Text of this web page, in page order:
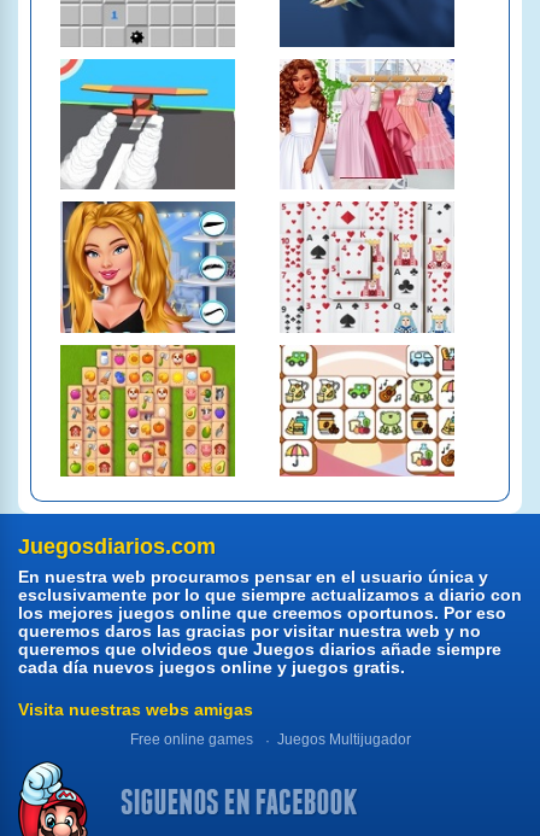
Juegosdiarios.com
En nuestra web procuramos pensar en el usuario única y
esclusivamente por lo que siempre actualizamos a diario con
los mejores juegos online que creemos oportunos. Por eso
queremos daros las gracias por visitar nuestra web y no
queremos que olvideos que Juegos diarios añade siempre
cada día nuevos juegos online y juegos gratis.
Visita nuestras webs amigas
Free online games Juegos Multijugador